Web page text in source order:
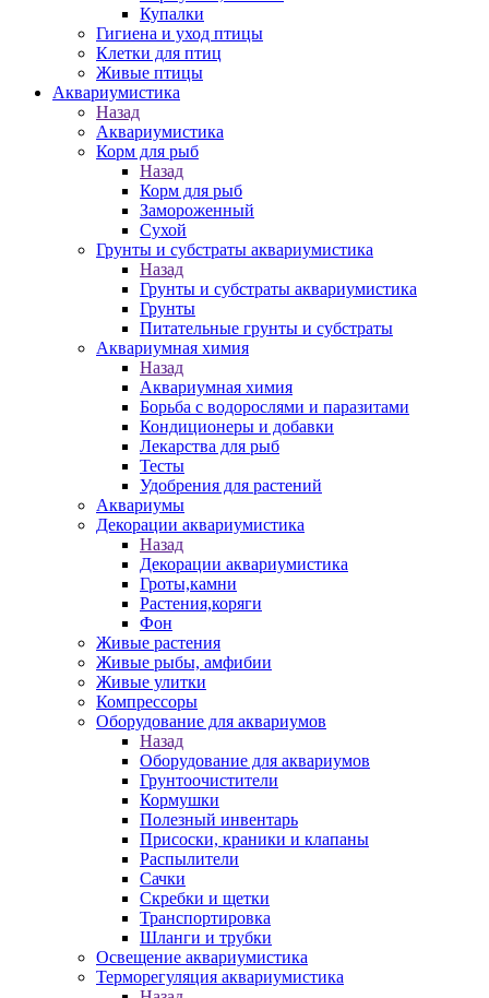
Купалки
Гигиена и уход птицы
Клетки для птиц
Живые птицы
Аквариумистика
Назад
Аквариумистика
Корм для рыб
Назад
Корм для рыб
Замороженный
Сухой
Грунты и субстраты аквариумистика
Назад
Грунты и субстраты аквариумистика
Грунты
Питательные грунты и субстраты
Аквариумная химия
Назад
Аквариумная химия
Борьба с водорослями и паразитами
Кондиционеры и добавки
Лекарства для рыб
Тесты
Удобрения для растений
Аквариумы
Декорации аквариумистика
Назад
Декорации аквариумистика
Гроты,камни
Растения,коряги
Фон
Живые растения
Живые рыбы, амфибии
Живые улитки
Компрессоры
Оборудование для аквариумов
Назад
Оборудование для аквариумов
Грунтоочистители
Кормушки
Полезный инвентарь
Присоски, краники и клапаны
Распылители
Сачки
Скребки и щетки
Транспортировка
Шланги и трубки
Освещение аквариумистика
Терморегуляция аквариумистика